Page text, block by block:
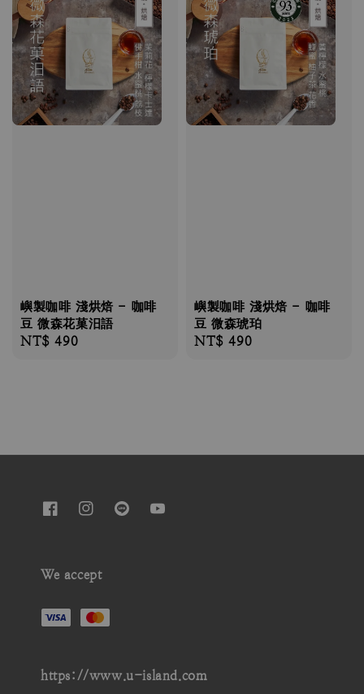
嶼製咖啡 淺烘焙 - 咖啡
豆 微森花菓汨語
Regular
NT$ 490
嶼製咖啡 淺烘焙 - 咖啡
豆 微森琥珀
Regular
NT$ 490
We accept
https://www.u-island.com